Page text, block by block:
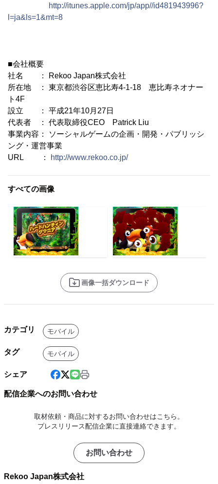
http://itunes.apple.com/jp/app//id481943996?
l=ja&ls=1&mt=8
■会社概要
社名 ： Rekoo Japan株式会社
所在地 ： 東京都渋谷区恵比寿4-1-18 恵比寿ネオナー
ト4F
設立 ： 平成21年10月27日
代表者 ： 代表取締役CEO Patrick Liu
事業内容： ソーシャルゲームの企画・開発・パブリッシ
ング・運営事業
URL ：
http://www.rekoo.co.jp/
すべての画像
画像一括ダウンロード
カテゴリ モバイル
タグ モバイル
シェア
配信企業へのお問い合わせ
取材依頼・商品に対するお問い合わせはこちら。
プレスリリース配信企業に直接連絡できます。
お問い合わせ
Rekoo Japan株式会社